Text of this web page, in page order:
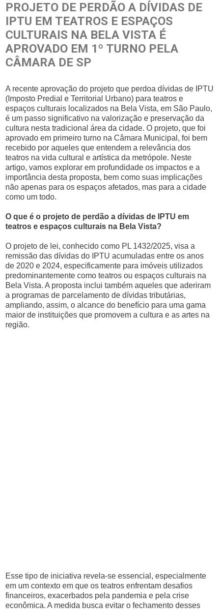
PROJETO DE PERDÃO A DÍVIDAS DE
IPTU EM TEATROS E ESPAÇOS
CULTURAIS NA BELA VISTA É
APROVADO EM 1º TURNO PELA
CÂMARA DE SP
A recente aprovação do projeto que perdoa dívidas de IPTU
(Imposto Predial e Territorial Urbano) para teatros e
espaços culturais localizados na Bela Vista, em São Paulo,
é um passo significativo na valorização e preservação da
cultura nesta tradicional área da cidade. O projeto, que foi
aprovado em primeiro turno na Câmara Municipal, foi bem
recebido por aqueles que entendem a relevância dos
teatros na vida cultural e artística da metrópole. Neste
artigo, vamos explorar em profundidade os impactos e a
importância desta proposta, bem como suas implicações
não apenas para os espaços afetados, mas para a cidade
como um todo.
O que é o projeto de perdão a dívidas de IPTU em
teatros e espaços culturais na Bela Vista?
O projeto de lei, conhecido como PL 1432/2025, visa a
remissão das dívidas do IPTU acumuladas entre os anos
de 2020 e 2024, especificamente para imóveis utilizados
predominantemente como teatros ou espaços culturais na
Bela Vista. A proposta inclui também aqueles que aderiram
a programas de parcelamento de dívidas tributárias,
ampliando, assim, o alcance do benefício para uma gama
maior de instituições que promovem a cultura e as artes na
região.
Esse tipo de iniciativa revela-se essencial, especialmente
em um contexto em que os teatros enfrentam desafios
financeiros, exacerbados pela pandemia e pela crise
econômica. A medida busca evitar o fechamento desses